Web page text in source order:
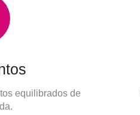
equilibrados de